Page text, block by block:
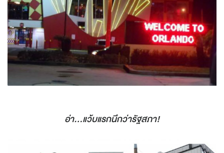
อ่า...แว้บแรกนึกว่ารัฐสภา!